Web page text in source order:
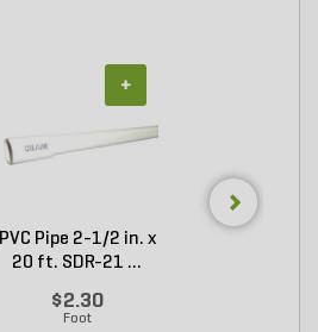
PVC Pipe 2-1/2 in. x
20 ft. SDR-21 ...
$2.30
Foot
+